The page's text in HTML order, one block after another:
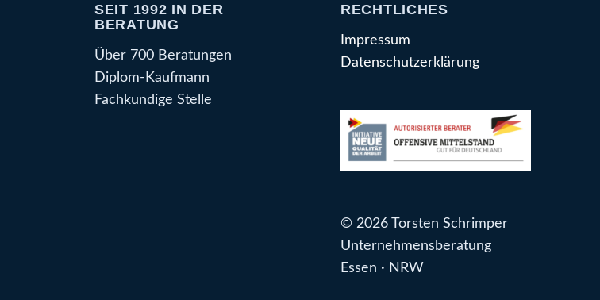
SEIT 1992 IN DER
BERATUNG
Über 700 Beratungen
Diplom-Kaufmann
Fachkundige Stelle
RECHTLICHES
Impressum
Datenschutzerklärung
© 2026 Torsten Schrimper
Unternehmensberatung
Essen · NRW